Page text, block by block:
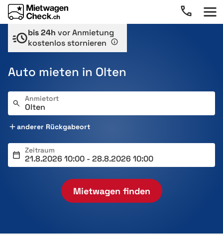
bis 24h vor Anmietung
kostenlos stornieren
Auto mieten in Olten
Anmietort
anderer Rückgabeort
Zeitraum
Mietwagen finden